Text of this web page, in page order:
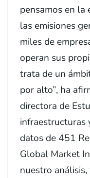
pensamos en la
las emisiones
miles de
operan sus
trata de un
por alto”, ha
directora de
infraestructuras
datos de 451
Global Market
nuestro